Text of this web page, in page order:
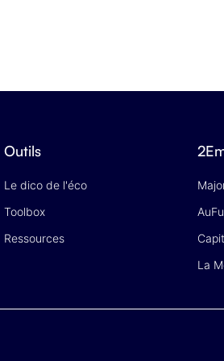
Outils
Le dico de l'éco
Toolbox
Ressources
La